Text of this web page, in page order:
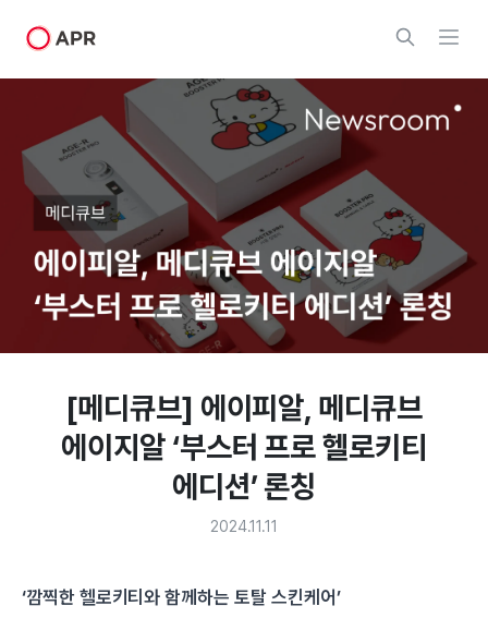
[메디큐브] 에이피알, 메디큐브
에이지알 ‘부스터 프로 헬로키티
에디션’ 론칭
2024.11.11
‘깜찍한 헬로키티와 함께하는 토탈 스킨케어’